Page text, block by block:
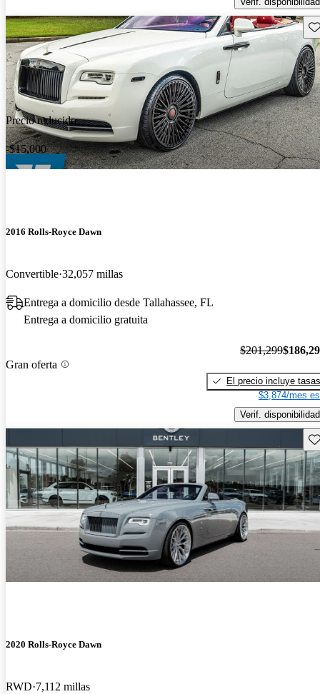
Precio reducido
-$15,000
2016 Rolls-Royce Dawn
Convertible 32,057 millas
Entrega a domicilio desde Tallahassee, FL
Entrega a domicilio gratuita
Gran oferta
$201,299
El precio incluye tasas
$3,874/mes
Verif. disponibilidad
2020 Rolls-Royce Dawn
RWD 7,112 millas